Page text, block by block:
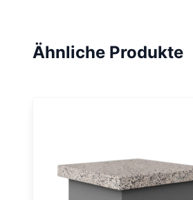
Ähnliche Produkte